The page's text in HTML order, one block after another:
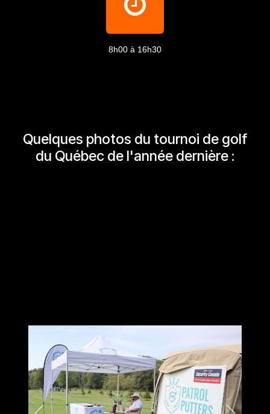
8h00 à 16h30
Quelques photos du tournoi de golf
du Québec de l'année dernière :